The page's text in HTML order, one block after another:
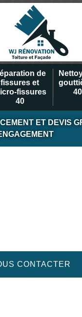
de
fissures et
fissures
40
40
ET DEVIS
CONTACTER